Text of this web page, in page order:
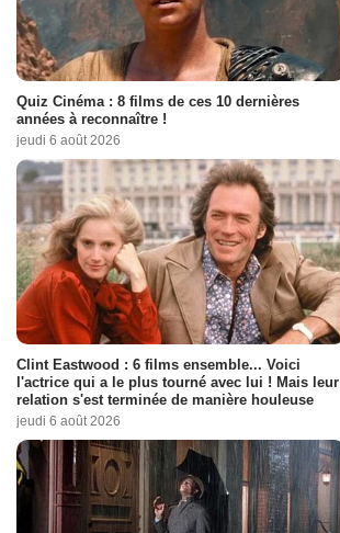
Quiz Cinéma : 8 films de ces 10 dernières
années à reconnaître !
jeudi 6 août 2026
Clint Eastwood : 6 films ensemble... Voici
l'actrice qui a le plus tourné avec lui ! Mais leur
relation s'est terminée de manière houleuse
jeudi 6 août 2026